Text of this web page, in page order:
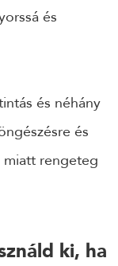
és
és néhány
és
rengeteg
ki, ha